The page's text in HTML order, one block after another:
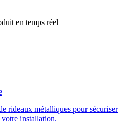
en temps réel
rideaux métalliques pour sécuriser
installation.